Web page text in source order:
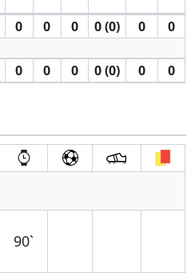
0 0 0 0 (0) 0 0
0 0 0 0 (0) 0 0
90`